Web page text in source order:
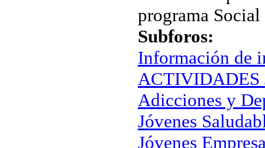
programa
Subforos:
Información de
ACTIVIDADES
Adicciones y
Jóvenes
Jóvenes